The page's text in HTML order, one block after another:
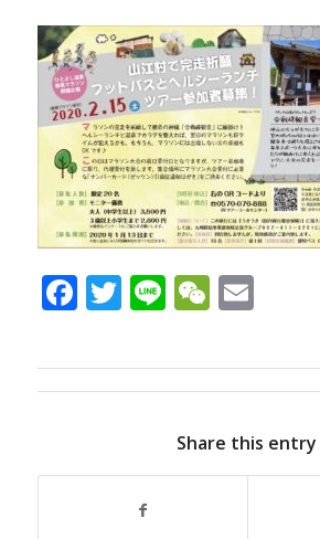
Facebook
Twitter
LineWeChat
Email
Share this entry